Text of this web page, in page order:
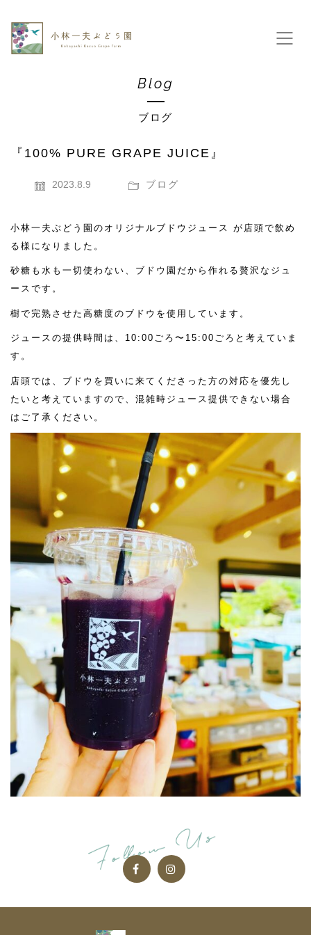
Blog
ブログ
『100% PURE GRAPE JUICE』
2023.8.9 ブログ
小林一夫ぶどう園のオリジナルブドウジュース が店頭で飲め
る様になりました。
砂糖も水も一切使わない、ブドウ園だから作れる贅沢なジュ
ースです。
樹で完熟させた高糖度のブドウを使用しています。
ジュースの提供時間は、10:00ごろ〜15:00ごろと考えていま
す。
店頭では、ブドウを買いに来てくださった方の対応を優先し
たいと考えていますので、混雑時ジュース提供できない場合
はご了承ください。